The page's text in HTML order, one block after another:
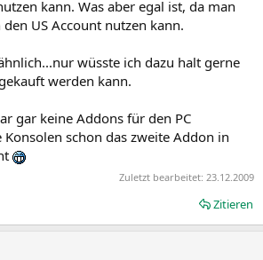
kann. Was aber egal ist, da man
US Account nutzen kann.
wüsste ich dazu halt gerne
werden kann.
gar keine Addons für den PC
schon das zweite Addon in
Zuletzt bearbeitet: 23.12.2009
Zitieren